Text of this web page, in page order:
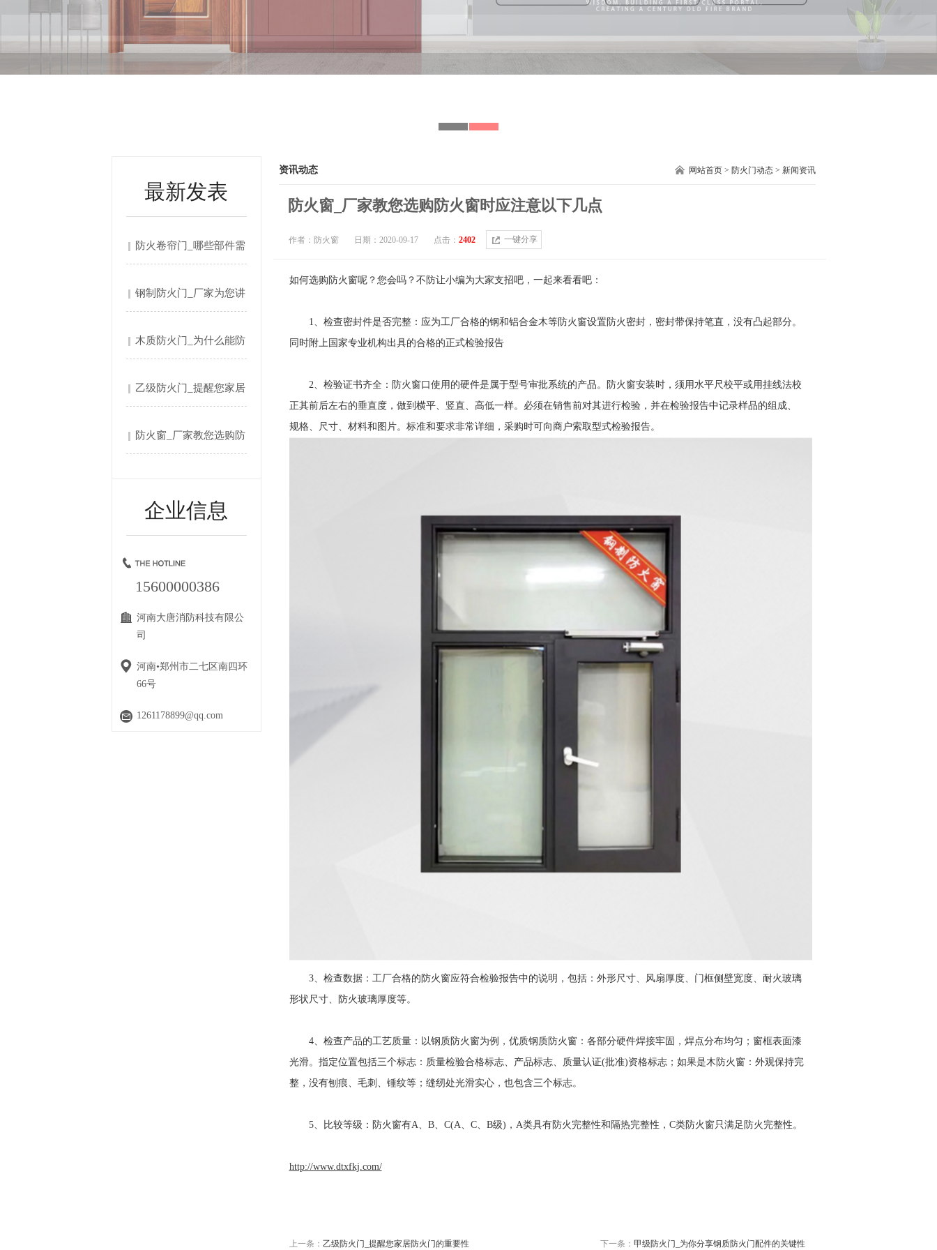
最新发表
防火卷帘门_哪些部件需
钢制防火门_厂家为您讲
木质防火门_为什么能防
乙级防火门_提醒您家居
防火窗_厂家教您选购防
企业信息
15600000386
河南大唐消防科技有限公
司
河南•郑州市二七区南四环
66号
1261178899@qq.com
资讯动态 网站首页> 防火门动态> 新闻资讯
防火窗_厂家教您选购防火窗时应注意以下几点
作者：防火窗 日期：2020-09-17 点击： 2402 一键分享
如何选购防火窗呢？您会吗？不防让小编为大家支招吧，一起来看看吧：
1、检查密封件是否完整：应为工厂合格的钢和铝合金木等防火窗设置防火密封，密封带保持笔直，没有凸起部分。
同时附上国家专业机构出具的合格的正式检验报告
2、检验证书齐全：防火窗口使用的硬件是属于型号审批系统的产品。防火窗安装时，须用水平尺校平或用挂线法校
正其前后左右的垂直度，做到横平、竖直、高低一样。必须在销售前对其进行检验，并在检验报告中记录样品的组成、
规格、尺寸、材料和图片。标准和要求非常详细，采购时可向商户索取型式检验报告。
3、检查数据：工厂合格的防火窗应符合检验报告中的说明，包括：外形尺寸、风扇厚度、门框侧壁宽度、耐火玻璃
形状尺寸、防火玻璃厚度等。
4、检查产品的工艺质量：以钢质防火窗为例，优质钢质防火窗：各部分硬件焊接牢固，焊点分布均匀；窗框表面漆
光滑。指定位置包括三个标志：质量检验合格标志、产品标志、质量认证(批准)资格标志；如果是木防火窗：外观保持完
整，没有刨痕、毛刺、锤纹等；缝纫处光滑实心，也包含三个标志。
5、比较等级：防火窗有A、B、C(A、C、B级)，A类具有防火完整性和隔热完整性，C类防火窗只满足防火完整性。
http://www.dtxfkj.com/
上一条： 乙级防火门_提醒您家居防火门的重要性 下一条： 甲级防火门_为你分享钢质防火门配件的关键性